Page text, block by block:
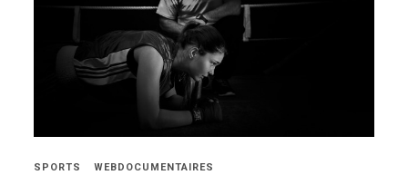
SPORTS WEBDOCUMENTAIRES